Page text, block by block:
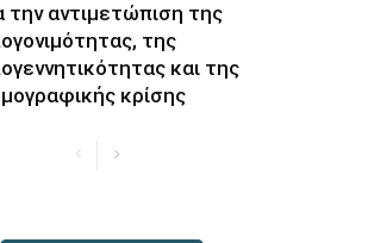
την αντιμετώπιση της
της
και της
κρίσης